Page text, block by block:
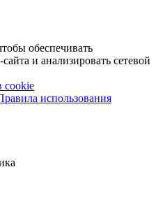
обеспечивать
и анализировать сетевой
cookie
использования